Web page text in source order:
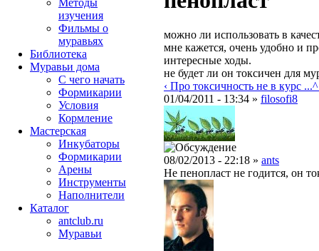
можно ли использовать в
мне кажется, очень удобно и
интересные ходы.
не будет ли он токсичен для
‹ Про токсичность не в курс ...
01/04/2011 - 13:34 » filosofi8
08/02/2013 - 22:18 » ants
Не пенопласт не годится, он
Методы
изучения
Фильмы о
муравьях
Библиотека
Муравьи дома
С чего начать
Формикарии
Условия
Кормление
Мастерская
Инкубаторы
Формикарии
Арены
Инструменты
Наполнители
Каталог
antclub.ru
Муравьи